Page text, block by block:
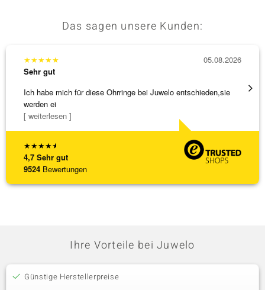
Das sagen unsere Kunden:
★★★★★
4,7 Sehr gut
9524 Bewertungen
★★★★★
Sehr gut
Ich habe mich für diese Ohrringe bei Juwelo entschieden,sie
werden ei
[ weiterlesen ]
05.08.2026
Ihre Vorteile bei Juwelo
Günstige Herstellerpreise